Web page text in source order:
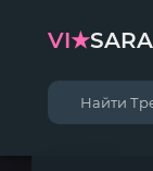
VI★SARA